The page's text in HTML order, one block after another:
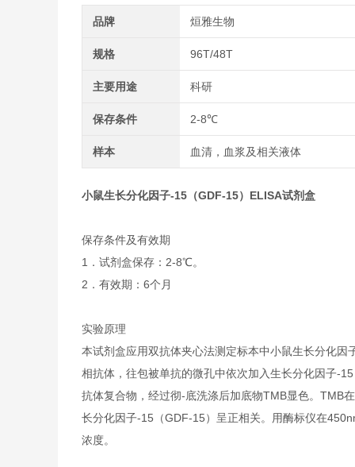
品牌 烜雅生物
规格 96T/48T
主要用途 科研
保存条件 2-8℃
样本 血清，血浆及相关液体
小鼠生长分化因子-15（GDF-15）ELISA试剂盒
保存条件及有效期
1．试剂盒保存：2-8℃。
2．有效期：6个月
实验原理
本试剂盒应用双抗体夹心法测定标本中小鼠生长分化
相抗体，往包被单抗的微孔中依次加入生长分化因子-
抗体复合物，经过彻-底洗涤后加底物TMB显色。TMB
长分化因子-15（GDF-15）呈正相关。用酶标仪在
浓度。